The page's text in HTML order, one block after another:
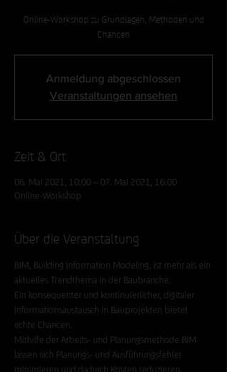
Online-Workshop zu Grundlagen, Methoden und
Chancen
Anmeldung abgeschlossen
Veranstaltungen ansehen
Zeit & Ort
06. Mai 2021, 10:00 – 07. Mai 2021, 16:00
Online-Workshop
Über die Veranstaltung
BIM, Building Information Modeling, ist mehr als ein
aktuelles Trendthema in der Baubranche.
Ein konsequenter und kontinuierlicher, digitaler
Informationsaustausch in Bauprojekten bietet
echte Chancen.
Mithilfe der Arbeits- und Planungsmethode BIM
lassen sich Planungs- und Ausführungsfehler
minimieren und dadurch Kosten reduzieren.